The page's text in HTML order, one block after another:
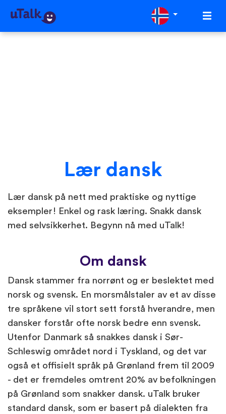
Lær dansk
Lær dansk på nett med praktiske og nyttige
eksempler! Enkel og rask læring. Snakk dansk
med selvsikkerhet. Begynn nå med uTalk!
Om dansk
Dansk stammer fra norrønt og er beslektet med
norsk og svensk. En morsmålstaler av et av disse
tre språkene vil stort sett forstå hverandre, men
dansker forstår ofte norsk bedre enn svensk.
Utenfor Danmark så snakkes dansk i Sør-
Schleswig området nord i Tyskland, og det var
også et offisielt språk på Grønland frem til 2009
- det er fremdeles omtrent 20% av befolkningen
på Grønland som snakker dansk. uTalk bruker
standard dansk, som er basert på dialekten fra